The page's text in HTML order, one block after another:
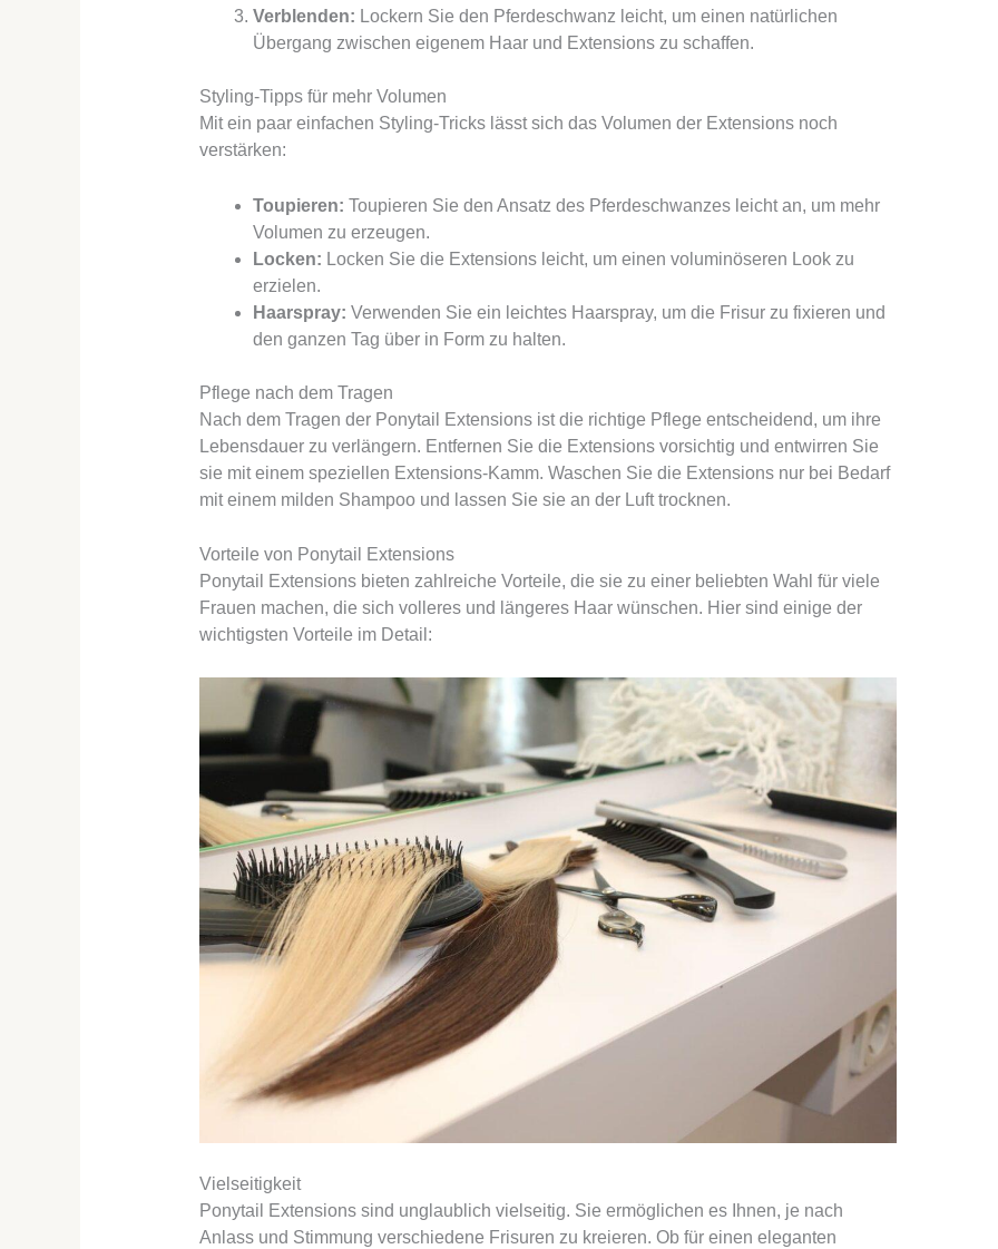
Verblenden: Lockern Sie den Pferdeschwanz leicht, um einen natürlichen
Übergang zwischen eigenem Haar und Extensions zu schaffen.
Styling-Tipps für mehr Volumen
Mit ein paar einfachen Styling-Tricks lässt sich das Volumen der Extensions noch
verstärken:
Toupieren: Toupieren Sie den Ansatz des Pferdeschwanzes leicht an, um mehr
Volumen zu erzeugen.
Locken: Locken Sie die Extensions leicht, um einen voluminöseren Look zu
erzielen.
Haarspray: Verwenden Sie ein leichtes Haarspray, um die Frisur zu fixieren und
den ganzen Tag über in Form zu halten.
Pflege nach dem Tragen
Nach dem Tragen der Ponytail Extensions ist die richtige Pflege entscheidend, um ihre
Lebensdauer zu verlängern. Entfernen Sie die Extensions vorsichtig und entwirren Sie
sie mit einem speziellen Extensions-Kamm. Waschen Sie die Extensions nur bei Bedarf
mit einem milden Shampoo und lassen Sie sie an der Luft trocknen.
Vorteile von Ponytail Extensions
Ponytail Extensions bieten zahlreiche Vorteile, die sie zu einer beliebten Wahl für viele
Frauen machen, die sich volleres und längeres Haar wünschen. Hier sind einige der
wichtigsten Vorteile im Detail:
Vielseitigkeit
Ponytail Extensions sind unglaublich vielseitig. Sie ermöglichen es Ihnen, je nach
Anlass und Stimmung verschiedene Frisuren zu kreieren. Ob für einen eleganten